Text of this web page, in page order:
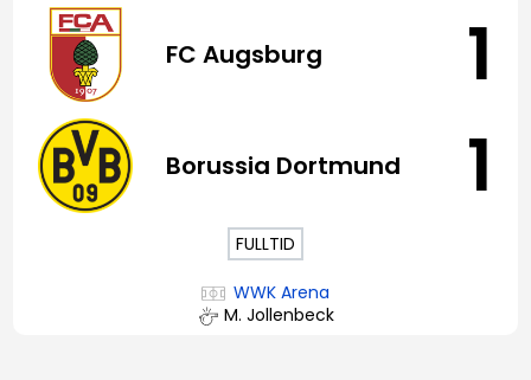
Bundesliga
Serie A
Ligue 1
FC Augsburg 1
Borussia Dortmund 1
FULLTID
WWK Arena
M. Jollenbeck